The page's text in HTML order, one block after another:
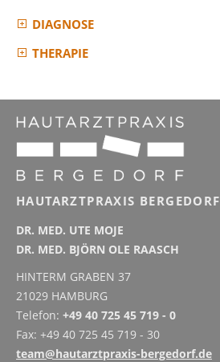
DIAGNOSE
THERAPIE
HAUTARZTPRAXIS BERGEDORF
DR. MED. UTE MOJE
DR. MED. BJÖRN OLE RAASCH
HINTERM GRABEN 37
21029 HAMBURG
Telefon: +49 40 725 45 719 - 0
Fax: +49 40 725 45 719 - 30
team@hautarztpraxis-bergedorf.de